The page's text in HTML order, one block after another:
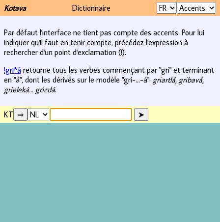
Kotava Dictionnaire
Par défaut l'interface ne tient pas compte des accents. Pour lui
indiquer qu'il faut en tenir compte, précédez l'expression à
rechercher d'un point d'exclamation (!).
!gri*á retourne tous les verbes commençant par "gri" et terminant
en "á", dont les dérivés sur le modèle "gri-...-á": griartlá, gribavá,
grieleká... grizdá.
KT